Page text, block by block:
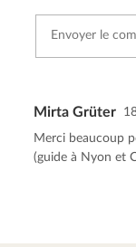
Annuler
Mirta Grüter
Merci beaucoup
(guide à Nyon et